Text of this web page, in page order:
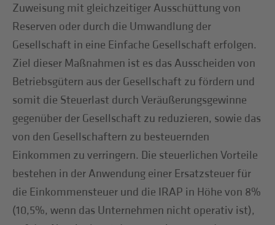
Zuweisung mit gleichzeitiger Ausschüttung von
Reserven oder durch die Umwandlung der
Gesellschaft in eine Einfache Gesellschaft erfolgen.
Ziel dieser Maßnahmen ist es das Ausscheiden von
Betriebsgütern aus der Gesellschaft zu fördern und
somit die Steuerlast durch Veräußerungsgewinne
gegenüber der Gesellschaft zu reduzieren, sowie das
von den Gesellschaftern zu besteuernden
Einkommen zu verringern. Die steuerlichen Vorteile
bestehen in der Anwendung einer Ersatzsteuer für
die Einkommensteuer und die IRAP in Höhe von 8%
(10,5%, wenn das Unternehmen nicht operativ ist),